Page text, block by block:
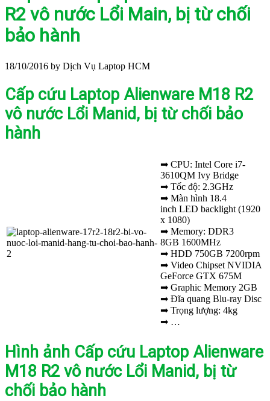
R2 vô nước Lổi Main, bị từ chối
bảo hành
18/10/2016 by Dịch Vụ Laptop HCM
Cấp cứu Laptop Alienware M18 R2
vô nước Lổi Manid, bị từ chối bảo
hành
➡ CPU: Intel Core i7-
3610QM Ivy Bridge
➡ Tốc độ: 2.3GHz
➡ Màn hình 18.4
inch LED backlight (1920
x 1080)
➡ Memory: DDR3
8GB 1600MHz
➡ HDD 750GB 7200rpm
➡ Video Chipset NVIDIA
GeForce GTX 675M
➡ Graphic Memory 2GB
➡ Đĩa quang Blu-ray Disc
➡ Trọng lượng: 4kg
➡ …
Hình ảnh Cấp cứu Laptop Alienware
M18 R2 vô nước Lổi Manid, bị từ
chối bảo hành